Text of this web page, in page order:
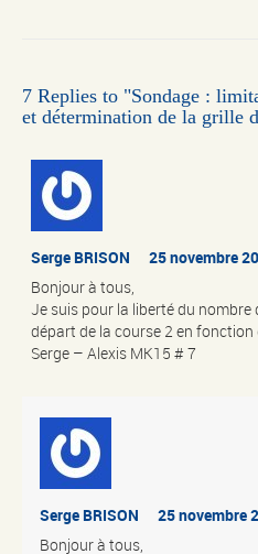
7 Replies to "Sondage :
et détermination de la grille
Serge BRISON 25 novembre
Bonjour à tous,
Je suis pour la liberté du
départ de la course 2 en
Serge – Alexis MK15 # 7
Serge BRISON 25 novembre
Bonjour à tous,